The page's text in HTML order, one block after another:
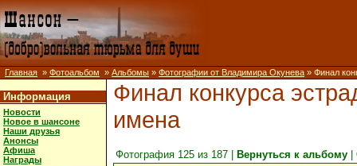
Главная » Фотоальбом » Альбомы » Фотографии от Владимира Окунева » Финал
Информация
Новости
Новое в шансоне
Наши друзья
Анонсы
Афиша
Награды
Финал конкурса
имена
Фотография 125 из 187 | Вернуться к альбому